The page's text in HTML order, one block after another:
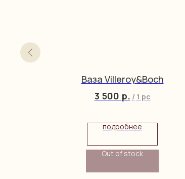
Ваза Villeroy&Boch
3 500 р. / 1 pc
подробнее
Out of stock